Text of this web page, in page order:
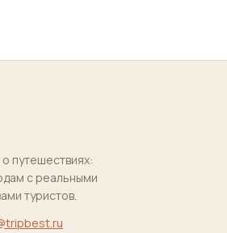
путешествиях:
с реальными
туристов.